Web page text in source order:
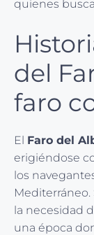
quienes
del
faro
El Faro del
erigiéndose
los
la necesidad
una época